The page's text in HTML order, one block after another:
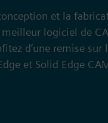
et la
logiciel de
d’une remise sur
et Solid Edge